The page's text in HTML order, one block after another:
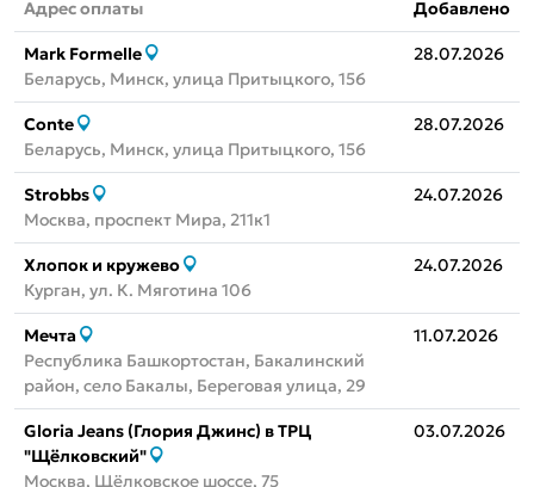
Адрес оплаты
Добавлено
Mark Formelle
Беларусь, Минск, улица Притыцкого, 156
28.07.2026
Conte
Беларусь, Минск, улица Притыцкого, 156
28.07.2026
Strobbs
Москва, проспект Мира, 211к1
24.07.2026
Хлопок и кружево
Курган, ул. К. Мяготина 106
24.07.2026
Мечта
Республика Башкортостан, Бакалинский
район, село Бакалы, Береговая улица, 29
11.07.2026
Gloria Jeans (Глория Джинс) в ТРЦ
"Щёлковский"
Москва, Щёлковское шоссе, 75
03.07.2026